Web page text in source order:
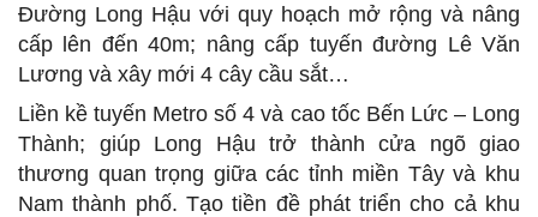
Đường Long Hậu với quy hoạch mở rộng và nâng
cấp lên đến 40m; nâng cấp tuyến đường Lê Văn
Lương và xây mới 4 cây cầu sắt…
Liền kề tuyến Metro số 4 và cao tốc Bến Lức – Long
Thành; giúp Long Hậu trở thành cửa ngõ giao
thương quan trọng giữa các tỉnh miền Tây và khu
Nam thành phố. Tạo tiền đề phát triển cho cả khu